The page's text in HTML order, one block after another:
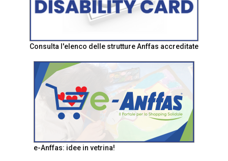
Consulta l'elenco delle strutture Anffas accreditate
e-Anffas: idee in vetrina!